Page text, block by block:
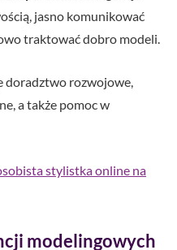
jasno komunikować
traktować dobro modeli.
doradztwo rozwojowe,
a także pomoc w
stylistka online na
modelingowych